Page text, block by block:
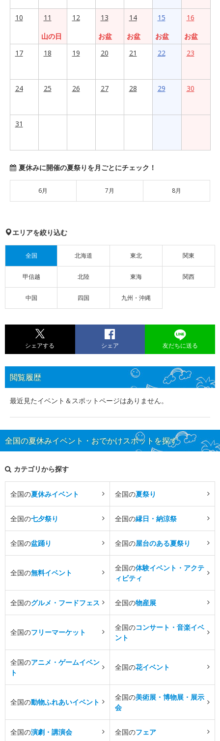
10
11
山の日
12
13
お盆
14
お盆
15
お盆
16
お盆
17
18 19 20 21 22 23
24 25 26 27 28 29 30
31
夏休みに開催の夏祭りを月ごとにチェック！
6月 7月 8月
エリアを絞り込む
全国 北海道 東北 関東
甲信越 北陸 東海 関西
中国 四国 九州・沖縄
シェアする シェア 友だちに送る
閲覧履歴
最近見たイベント＆スポットページはありません。
全国の夏休みイベント・おでかけスポットを探す
カテゴリから探す
全国の夏休みイベント 全国の夏祭り
全国の七夕祭り 全国の縁日・納涼祭
全国の盆踊り 全国の屋台のある夏祭り
全国の無料イベント
全国の体験イベント・アクテ
ィビティ
全国のグルメ・フードフェス 全国の物産展
全国のフリーマーケット
全国のコンサート・音楽イベ
ント
全国のアニメ・ゲームイベン
ト
全国の花イベント
全国の動物ふれあいイベント
全国の美術展・博物展・展示
会
全国の演劇・講演会 全国のフェア